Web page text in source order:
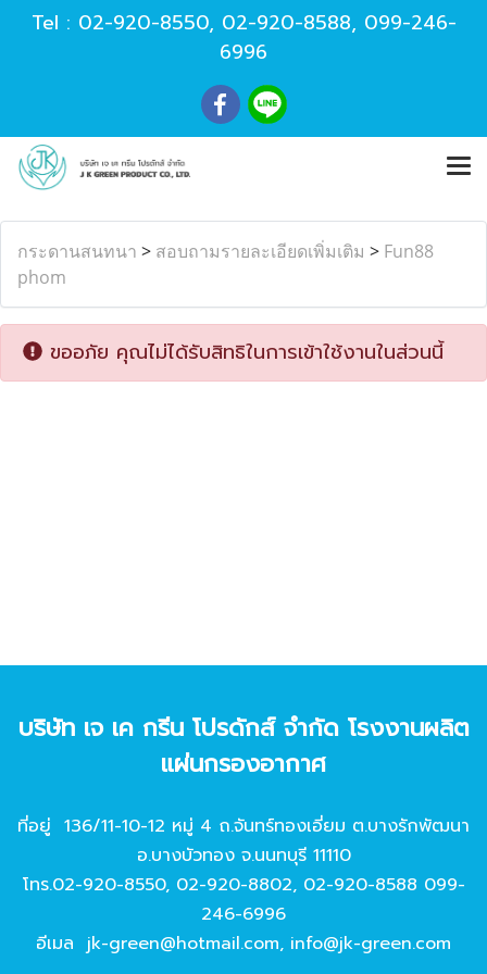
Tel : 02-920-8550, 02-920-8588, 099-246-
6996
กระดานสนทนา > สอบถามรายละเอียดเพิ่มเติม > Fun88
phom
ขออภัย คุณไม่ได้รับสิทธิในการเข้าใช้งานในส่วนนี้
บริษัท เจ เค กรีน โปรดักส์ จํากัด โรงงานผลิต
แผ่นกรองอากาศ
ที่อยู่ 136/11-10-12 หมู่ 4 ถ.จันทร์ทองเอี่ยม ต.บางรักพัฒนา
อ.บางบัวทอง จ.นนทบุรี 11110
โทร.02-920-8550, 02-920-8802, 02-920-8588 099-
246-6996
อีเมล jk-green@hotmail.com, info@jk-green.com